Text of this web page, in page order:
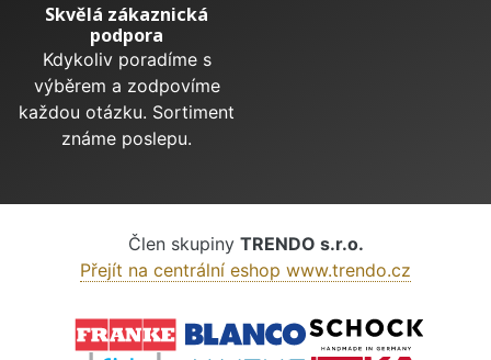
Skvělá zákaznická
podpora
Kdykoliv poradíme s
výběrem a zodpovíme
každou otázku. Sortiment
známe poslepu.
Člen skupiny TRENDO s.r.o.
Přejít na centrální eshop www.trendo.cz